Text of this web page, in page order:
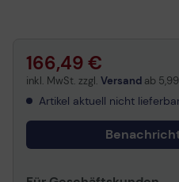
166,49 €
inkl. MwSt. zzgl. Versand ab
Artikel aktuell nicht